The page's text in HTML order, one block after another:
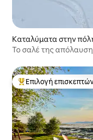
Καταλύματα στην
François
Το σαλέ της
Κορυφαία επιλογή
Επιλογή